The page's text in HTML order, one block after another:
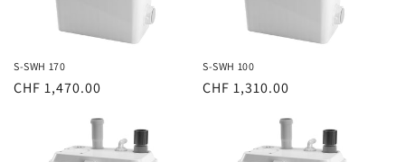
S-SWH 170
Normaler
CHF 1,470.00
S-SWH 100
Normaler
CHF 1,310.00